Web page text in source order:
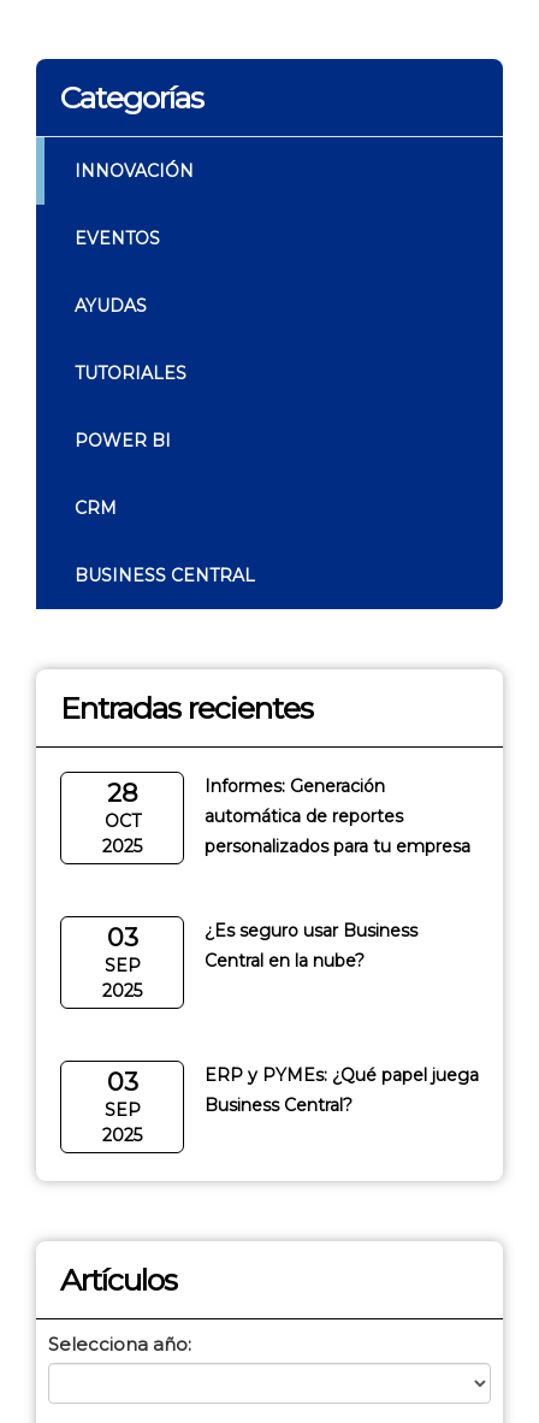
Categorías
INNOVACIÓN
EVENTOS
AYUDAS
TUTORIALES
POWER BI
CRM
BUSINESS CENTRAL
Entradas recientes
28
OCT
2025
Informes: Generación
automática de reportes
personalizados para tu empresa
03
SEP
2025
¿Es seguro usar Business
Central en la nube?
03
SEP
2025
ERP y PYMEs: ¿Qué papel juega
Business Central?
Artículos
Selecciona año: